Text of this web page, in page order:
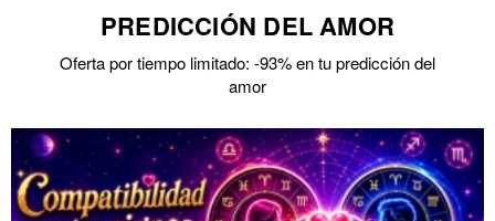
PREDICCIÓN DEL AMOR
Oferta por tiempo limitado: -93% en tu predicción del
amor